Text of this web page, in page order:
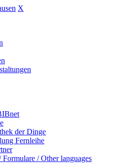
X
der Dinge
Fernleihe
/ Other languages